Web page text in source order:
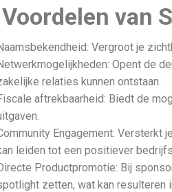
van
Vergroot je
Opent de
relaties kunnen ontstaan.
aftrekbaarheid: Biedt de
Engagement: Versterkt
leiden tot een positiever
Productpromotie: Bij
zetten, wat kan resulteren